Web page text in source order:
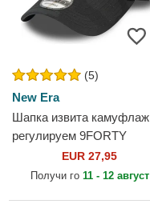
(5)
New Era
Шапка извита камуфлаж
регулируем 9FORTY
League Essential на New
York Yankees MLB от New
EUR 27,95
Получи го 11 - 12 август